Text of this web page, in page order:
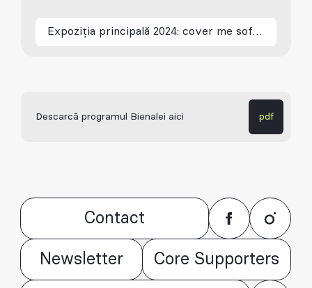
Expoziția principală 2024: cover me softly
Descarcă programul Bienalei aici pdf
Contact
Newsletter Core Supporters